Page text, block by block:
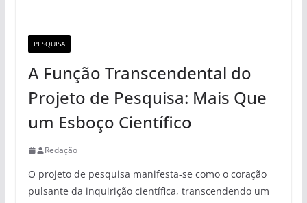
PESQUISA
A Função Transcendental do
Projeto de Pesquisa: Mais Que
um Esboço Científico
Redação
O projeto de pesquisa manifesta-se como o coração
pulsante da inquirição científica, transcendendo um